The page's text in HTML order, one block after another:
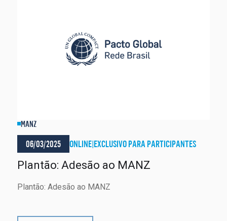
MANZ
06/03/2025 ONLINE|EXCLUSIVO PARA PARTICIPANTES
Plantão: Adesão ao MANZ
Plantão: Adesão ao MANZ